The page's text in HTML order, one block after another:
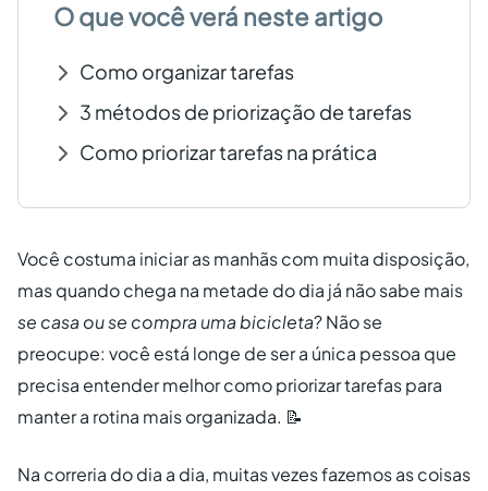
PT
O que você verá neste artigo
Como organizar tarefas
3 métodos de priorização de tarefas
Como priorizar tarefas na prática
Você costuma iniciar as manhãs com muita disposição,
mas quando chega na metade do dia já não sabe mais
se casa ou se compra uma bicicleta? Não se
preocupe: você está longe de ser a única pessoa que
precisa entender melhorcomo priorizar tarefaspara
manter a rotina mais organizada. 📝
Na correria do dia a dia, muitas vezes fazemos as coisas